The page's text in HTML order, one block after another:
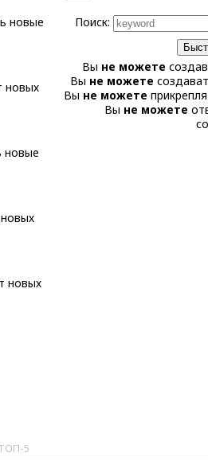
5
новые
новых
новые
новых
Поиск:
Вы не можете
Вы не можете
Вы не можете
Вы не можете